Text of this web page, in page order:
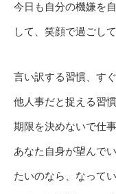
今日も自分の機嫌を
して、笑顔で過ごし
言い訳する習慣、す
他人事だと捉える習慣
期限を決めないで仕
あなた自身が望んで
たいのなら、なって